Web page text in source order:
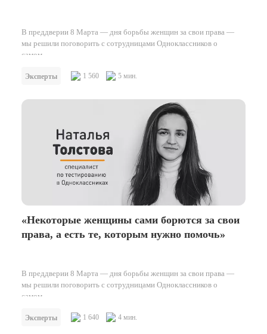
В преддверии 8 Марта — дня борьбы женщин за свои права —
мы решили поговорить с сотрудницами Одноклассников о
самом…
Эксперты 1 560 5 мин.
«Некоторые женщины сами борются за свои
права, а есть те, которым нужно помочь»
В преддверии 8 Марта — дня борьбы женщин за свои права —
мы решили поговорить с сотрудницами Одноклассников о
самом…
Эксперты 1 640 4 мин.